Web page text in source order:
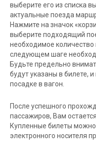
выберите его из списка
актуальные поезда
Нажмите на значок
выберите подходящий
необходимое количество
следующем шаге
Будьте предельно
будут указаны в билете,
посадке в вагон.
После успешного
пассажиров, Вам
Купленные билеты можно
электронного носителя